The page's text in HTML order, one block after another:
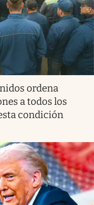
ordena
a todos los
condición